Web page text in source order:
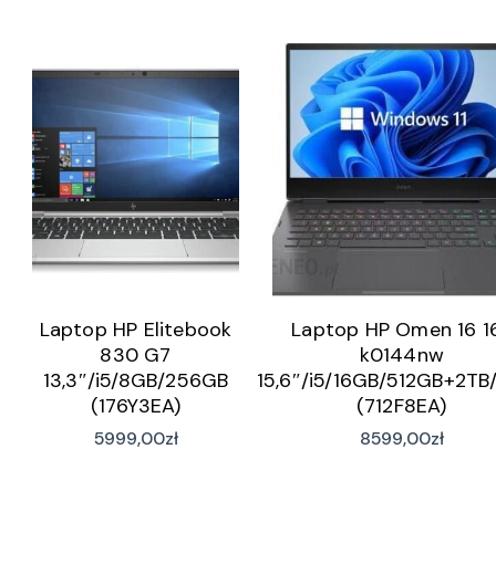
Laptop HP Elitebook
830 G7
13,3″/i5/8GB/256GB
(176Y3EA)
5999,00zł
Laptop HP Omen 16
k0144nw
15,6″/i5/16GB/
(712F8EA)
8599,00zł